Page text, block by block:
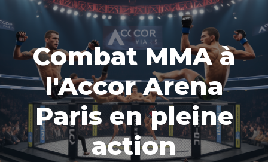
Combat MMA à
l'Accor Arena
Paris en pleine
action